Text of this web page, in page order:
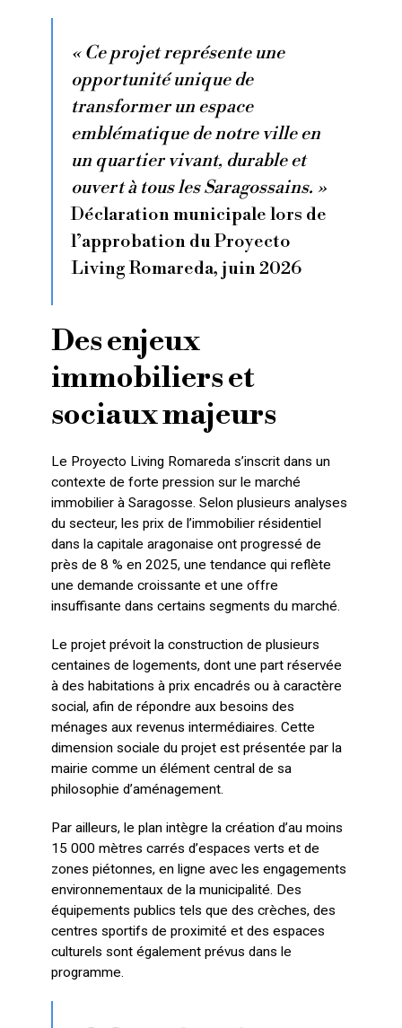
« Ce projet représente une
opportunité unique de
transformer un espace
emblématique de notre ville en
un quartier vivant, durable et
ouvert à tous les Saragossains. »
Déclaration municipale lors de
l’approbation du Proyecto
Living Romareda, juin 2026
Des enjeux
immobiliers et
sociaux majeurs
Le Proyecto Living Romareda s’inscrit dans un
contexte de forte pression sur le marché
immobilier à Saragosse. Selon plusieurs analyses
du secteur, les prix de l’immobilier résidentiel
dans la capitale aragonaise ont progressé de
près de 8 % en 2025, une tendance qui reflète
une demande croissante et une offre
insuffisante dans certains segments du marché.
Le projet prévoit la construction de plusieurs
centaines de logements, dont une part réservée
à des habitations à prix encadrés ou à caractère
social, afin de répondre aux besoins des
ménages aux revenus intermédiaires. Cette
dimension sociale du projet est présentée par la
mairie comme un élément central de sa
philosophie d’aménagement.
Par ailleurs, le plan intègre la création d’au moins
15 000 mètres carrés d’espaces verts et de
zones piétonnes, en ligne avec les engagements
environnementaux de la municipalité. Des
équipements publics tels que des crèches, des
centres sportifs de proximité et des espaces
culturels sont également prévus dans le
programme.